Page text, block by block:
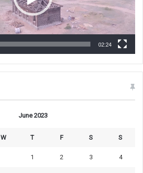
02:24
June 2023
W T F S S
1 2 3 4